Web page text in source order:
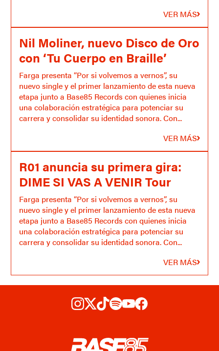
VER MÁS
Nil Moliner, nuevo Disco de Oro
con ‘Tu Cuerpo en Braille’
Farga presenta “Por si volvemos a vernos”, su
nuevo single y el primer lanzamiento de esta nueva
etapa junto a Base85 Records con quienes inicia
una colaboración estratégica para potenciar su
carrera y consolidar su identidad sonora. Con...
VER MÁS
R01 anuncia su primera gira:
DIME SI VAS A VENIR Tour
Farga presenta “Por si volvemos a vernos”, su
nuevo single y el primer lanzamiento de esta nueva
etapa junto a Base85 Records con quienes inicia
una colaboración estratégica para potenciar su
carrera y consolidar su identidad sonora. Con...
VER MÁS